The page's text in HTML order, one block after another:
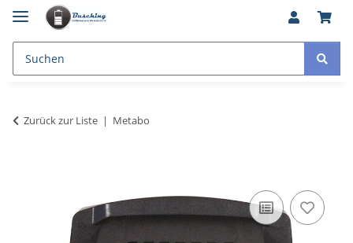
Zurück zur Liste Metabo